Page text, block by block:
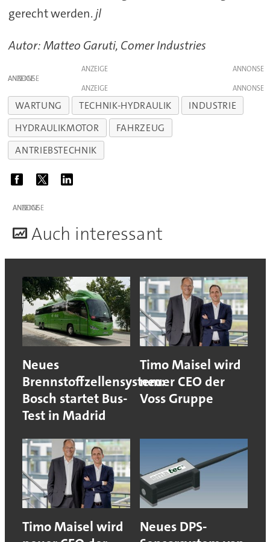
gerecht werden.jl
Autor: Matteo Garuti, Comer Industries
ANZEIGE
ANZEIGE
ANZEIGE
WARTUNG TECHNIK-HYDRAULIK
INDUSTRIE
HYDRAULIKMOTOR
FAHRZEUG
ANTRIEBSTECHNIK
ANZEIGE
Auch interessant
Neues
Brennstoffzellensystem:
Bosch startet Bus-
Test in Madrid
Timo Maisel wird
neuer CEO der
Voss Gruppe
Timo Maisel wird
Neues DPS-